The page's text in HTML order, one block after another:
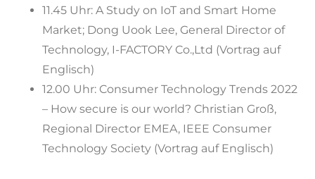
11.45 Uhr: A Study on IoT and Smart Home
Market; Dong Uook Lee, General Director of
Technology, I-FACTORY Co.,Ltd (Vortrag auf
Englisch)
12.00 Uhr: Consumer Technology Trends 2022
– How secure is our world? Christian Groß,
Regional Director EMEA, IEEE Consumer
Technology Society (Vortrag auf Englisch)